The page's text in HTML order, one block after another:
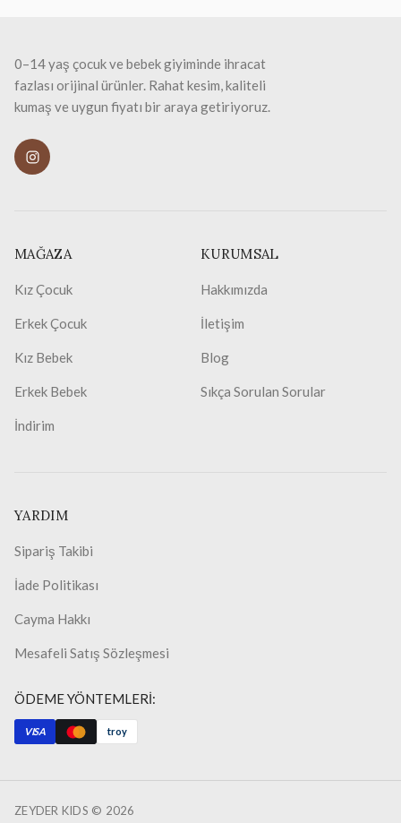
0–14 yaş çocuk ve bebek giyiminde ihracat
fazlası orijinal ürünler. Rahat kesim, kaliteli
kumaş ve uygun fiyatı bir araya getiriyoruz.
MAĞAZA
Kız Çocuk
Erkek Çocuk
Kız Bebek
Erkek Bebek
İndirim
KURUMSAL
Hakkımızda
İletişim
Blog
Sıkça Sorulan Sorular
YARDIM
Sipariş Takibi
İade Politikası
Cayma Hakkı
Mesafeli Satış Sözleşmesi
ÖDEME YÖNTEMLERİ:
VISA troy
ZEYDER KIDS © 2026